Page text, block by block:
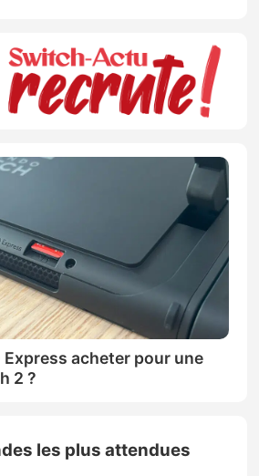
Express acheter pour une
2 ?
les plus attendues